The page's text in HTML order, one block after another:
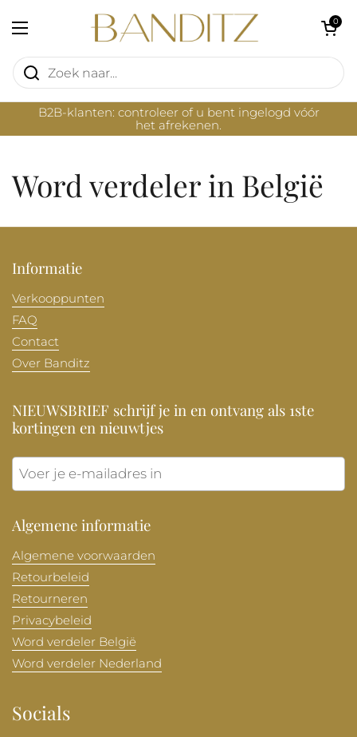
Menu openen
Winkelwagentje
0
B2B-klanten: controleer of u bent ingelogd vóór
het afrekenen.
Word verdeler in België
Informatie
Verkooppunten
FAQ
Contact
Over Banditz
NIEUWSBRIEF schrijf je in en ontvang als 1ste
kortingen en nieuwtjes
Algemene informatie
Algemene voorwaarden
Retourbeleid
Retourneren
Privacybeleid
Word verdeler België
Word verdeler Nederland
Socials